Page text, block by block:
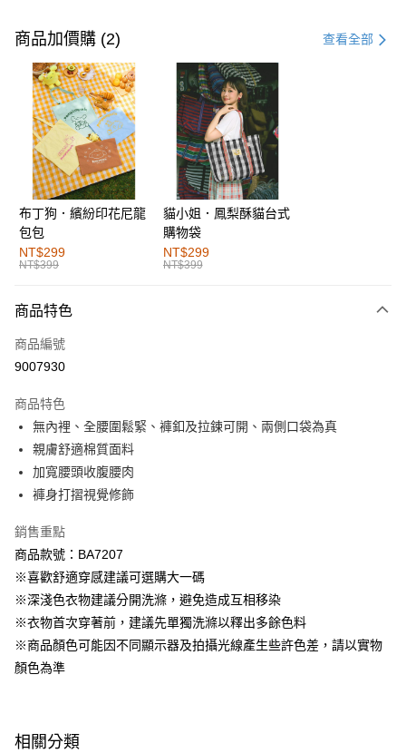
信用卡一次付款
購物金
超商取貨付款
LINE Pay
街口支付
運送方式
全家取貨付款
每筆NT$60，滿NT$1,000(含以上)免運費
付款後全家取貨
萊爾富取貨付款
付款後萊爾富取貨
每筆NT$60，滿NT$1,000(含以上)免運費
7-11取貨付款
每筆NT$60，滿NT$1,000(含以上)免運費
付款後7-11取貨
每筆NT$60，滿NT$1,000(含以上)免運費
宅配
每筆NT$120，滿NT$1,000(含以上)免運費
付款後門市自取
每筆NT$60，滿NT$1,000(含以上)免運費
海外配送-其他亞洲地區
商品加價購 (2) 查看全部
布丁狗．繽紛印花尼龍
包包
NT$299
NT$399
貓小姐．鳳梨酥貓台式
購物袋
NT$299
NT$399
商品特色
商品編號
9007930
商品特色
無內裡、全腰圍鬆緊、褲釦及拉鍊可開、兩側口袋為真
親膚舒適棉質面料
加寬腰頭收腹腰肉
褲身打摺視覺修飾
銷售重點
商品款號：BA7207
※喜歡舒適穿感建議可選購大一碼
※深淺色衣物建議分開洗滌，避免造成互相移染
※衣物首次穿著前，建議先單獨洗滌以釋出多餘色料
※商品顏色可能因不同顯示器及拍攝光線產生些許色差，請以實物
顏色為準
相關分類